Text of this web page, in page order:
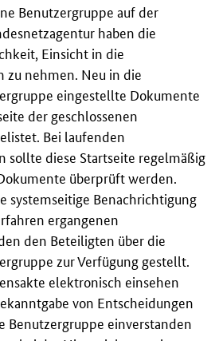
Benutzergruppe auf der
haben die
Einsicht in die
zu nehmen. Neu in die
eingestellte Dokumente
der geschlossenen
Bei laufenden
sollte diese Startseite regelmäßig
überprüft werden.
systemseitige Benachrichtigung
ergangenen
den Beteiligten über die
zur Verfügung gestellt.
elektronisch einsehen
von Entscheidungen
Benutzergruppe einverstanden